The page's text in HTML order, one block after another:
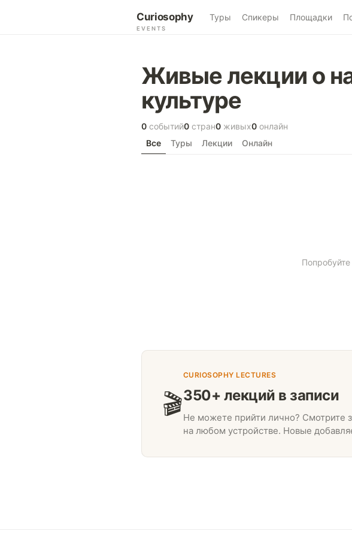
Curiosophy
EVENTS
Туры Спикеры Площадки
Живые лекции о
культуре
0 событий0 стран0 живых0 онлайн
Все
Туры Лекции Онлайн
🎬
CURIOSOPHY LECTURES
350+ лекций в записи
Не можете прийти лично? Смотрите
на любом устройстве. Новые